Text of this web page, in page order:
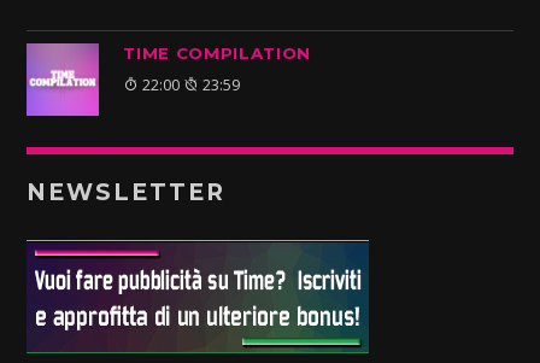
TIME COMPILATION
22:00 23:59
NEWSLETTER